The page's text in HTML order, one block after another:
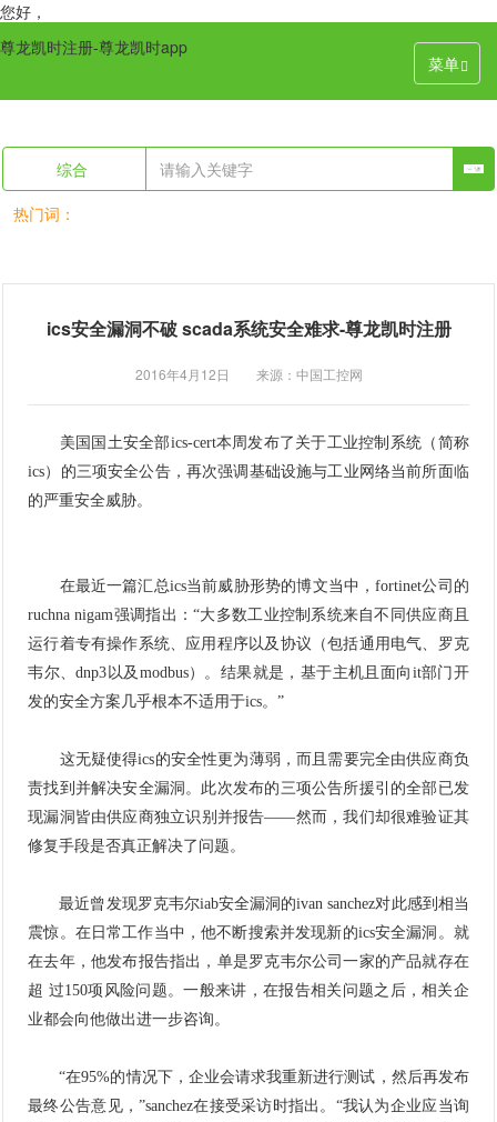
您好，
菜单
尊龙凯时注册-尊龙凯时app
综合
热门词：
ics安全漏洞不破 scada系统安全难求-尊龙凯时注册
2016年4月12日 来源：中国工控网
美国国土安全部ics-cert本周发布了关于工业控制系统（简称
ics）的三项安全公告，再次强调基础设施与工业网络当前所面临
的严重安全威胁。
在最近一篇汇总ics当前威胁形势的博文当中，fortinet公司的
ruchna nigam强调指出：“大多数工业控制系统来自不同供应商且
运行着专有操作系统、应用程序以及协议（包括通用电气、罗克
韦尔、dnp3以及modbus）。结果就是，基于主机且面向it部门开
发的安全方案几乎根本不适用于ics。”
这无疑使得ics的安全性更为薄弱，而且需要完全由供应商负
责找到并解决安全漏洞。此次发布的三项公告所援引的全部已发
现漏洞皆由供应商独立识别并报告——然而，我们却很难验证其
修复手段是否真正解决了问题。
最近曾发现罗克韦尔iab安全漏洞的ivan sanchez对此感到相当
震惊。在日常工作当中，他不断搜索并发现新的ics安全漏洞。就
在去年，他发布报告指出，单是罗克韦尔公司一家的产品就存在
超 过150项风险问题。一般来讲，在报告相关问题之后，相关企
业都会向他做出进一步咨询。
“在95%的情况下，企业会请求我重新进行测试，然后再发布
最终公告意见，”sanchez在接受采访时指出。“我认为企业应当询